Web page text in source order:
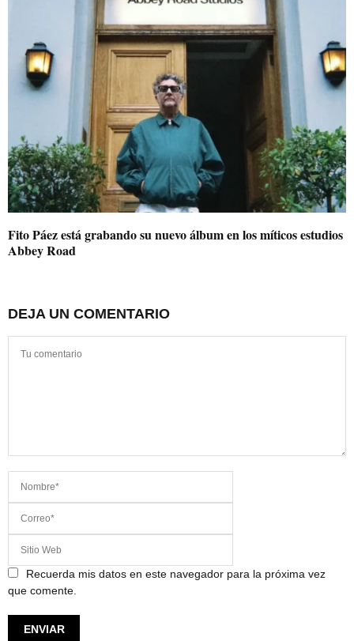
Fito Páez está grabando su nuevo álbum en los míticos estudios
Abbey Road
DEJA UN COMENTARIO
Recuerda mis datos en este navegador para la próxima vez
que comente.